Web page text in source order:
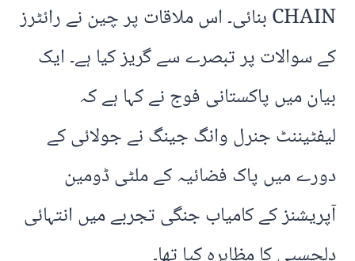
CHAIN بنائی۔ اس ملاقات پر چین نے رائٹرز
کے سوالات پر تبصرے سے گریز کیا ہے۔ ایک
بیان میں پاکستانی فوج نے کہا ہے کہ
لیفٹیننٹ جنرل وانگ جینگ نے جولائی کے
دورے میں پاک فضائیہ کے ملٹی ڈومین
آپریشنز کے کامیاب جنگی تجربے میں انتہائی